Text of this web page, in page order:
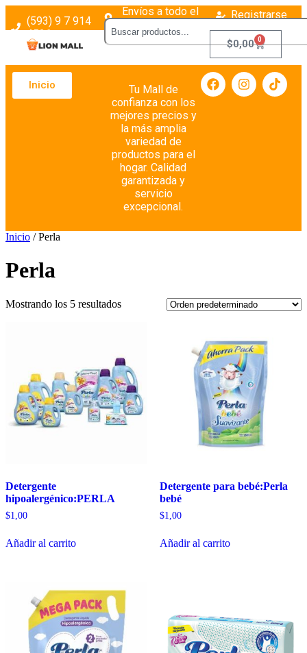
(593) 9 7 914
4526
Envíos a todo el
Registrarse
Login
$0,00 0
Inicio
Tu Mall de
confianza con los
mejores precios y
la más amplia
variedad de
productos para el
hogar. Calidad
garantizada y
servicio
excepcional.
Inicio / Perla
Perla
Mostrando los 5 resultados
Detergente
hipoalergénico:PERLA
$1,00
Añadir al carrito
Detergente para bebé:Perla
bebé
$1,00
Añadir al carrito